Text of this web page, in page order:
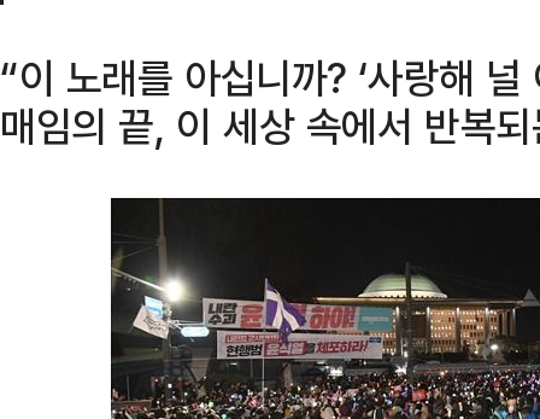
“이 노래를 아십니까? ‘사랑해
매임의 끝, 이 세상 속에서 반복